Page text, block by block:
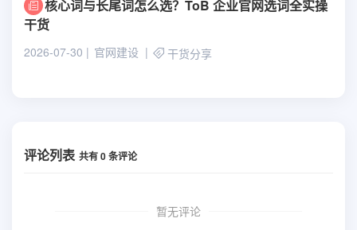
核心词与长尾词怎么选？ToB 企业官网选词全实操
干货
2026-07-30 官网建设 干货分享
评论列表 共有0条评论
暂无评论